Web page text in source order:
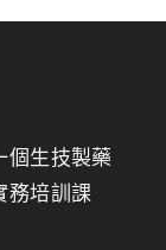
個生技製藥
務培訓課